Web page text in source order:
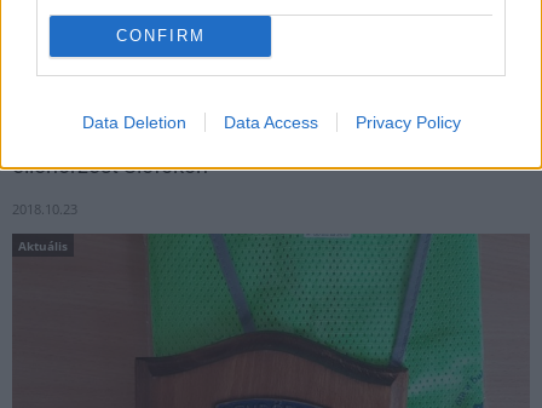
CONFIRM
Data Deletion Data Access Privacy Policy
Közlekedésbiztonsági akció a rendőrségnél.
ellenőrzést Siófokon
2018.10.23
Aktuális